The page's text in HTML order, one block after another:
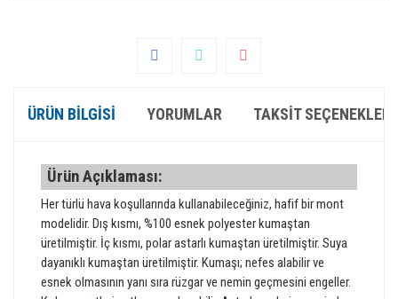
ÜRÜN BILGISI YORUMLAR TAKSIT SEÇENEKLERI
Ürün Açıklaması:
Her türlü hava koşullarında kullanabileceğiniz, hafif bir mont
modelidir. Dış kısmı, %100 esnek polyester kumaştan
üretilmiştir. İç kısmı, polar astarlı kumaştan üretilmiştir. Suya
dayanıklı kumaştan üretilmiştir. Kumaşı; nefes alabilir ve
esnek olmasının yanı sıra rüzgar ve nemin geçmesini engeller.